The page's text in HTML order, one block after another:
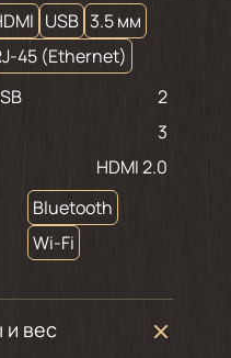
USB 3.5 мм
45 (Ethernet)
2
3
HDMI 2.0
Bluetooth
Wi-Fi
и вес